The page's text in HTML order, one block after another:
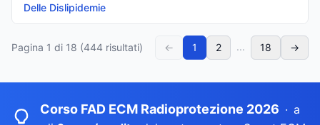
Delle Dislipidemie
Pagina 1 di 18 (444 risultati) ← 1 2 ... 18 →
Corso FAD ECM Radioprotezione 2026 · a